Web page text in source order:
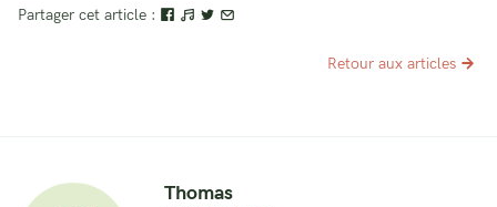
Partager cet article :
Retour aux articles
Thomas